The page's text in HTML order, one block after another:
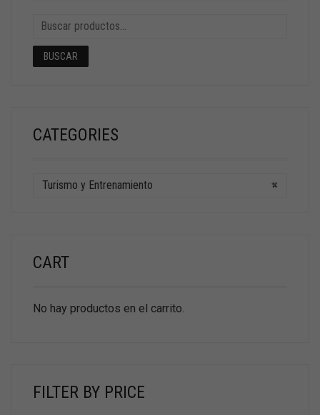
BUSCAR
CATEGORIES
×
Turismo y Entrenamiento
CART
No hay productos en el carrito.
FILTER BY PRICE